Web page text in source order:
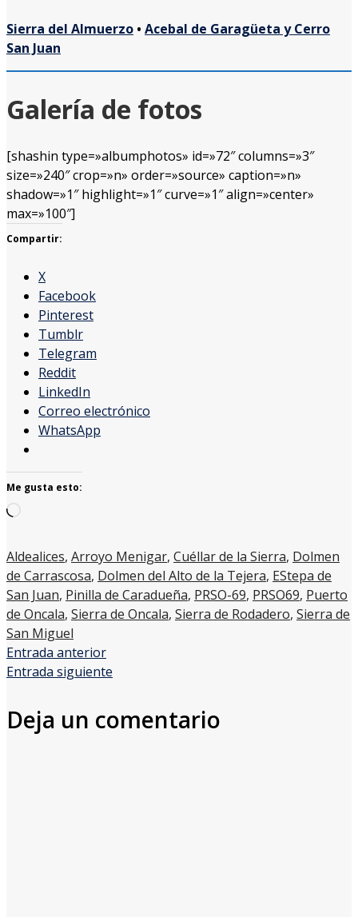
Sierra del Almuerzo • Acebal de Garagüeta y Cerro
San Juan
Galería de fotos
[shashin type=»albumphotos» id=»72″ columns=»3″
size=»240″ crop=»n» order=»source» caption=»n»
shadow=»1″ highlight=»1″ curve=»1″ align=»center»
max=»100″]
Compartir:
X
Facebook
Pinterest
Tumblr
Telegram
Reddit
LinkedIn
Correo electrónico
WhatsApp
Me gusta esto:
Cargando...
Aldealices, Arroyo Menigar, Cuéllar de la Sierra, Dolmen
de Carrascosa, Dolmen del Alto de la Tejera, EStepa de
San Juan, Pinilla de Caradueña, PRSO-69, PRSO69, Puerto
de Oncala, Sierra de Oncala, Sierra de Rodadero, Sierra de
San Miguel
Entrada anterior
Entrada siguiente
Deja un comentario